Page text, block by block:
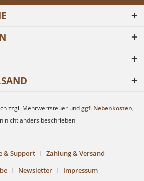
zzgl. Mehrwertsteuer undggf. Nebenkosten,
nicht anders beschrieben
& Support
Zahlung & Versand
Newsletter Impressum